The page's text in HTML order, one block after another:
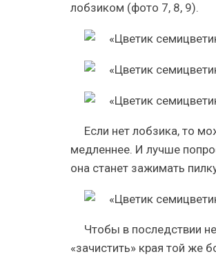
лобзиком (фото 7, 8, 9).
Если нет лобзика, то
медленнее. И лучше
она станет зажимать
Чтобы в последствии
«зачистить» края той же